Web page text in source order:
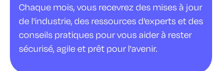
Chaque mois, vous recevrez des mises à jour
de l'industrie, des ressources d'experts et des
conseils pratiques pour vous aider à rester
sécurisé, agile et prêt pour l'avenir.